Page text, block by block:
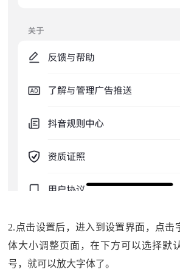
2.点击设置后，进入到设置界面，点击
体大小调整页面，在下方可以选择默
号，就可以放大字体了。